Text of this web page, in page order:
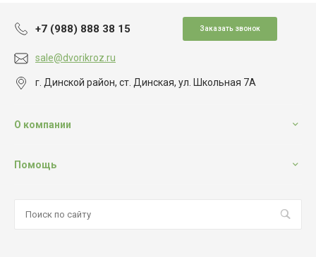
+7 (988) 888 38 15 Заказать звонок
sale@dvorikroz.ru
г. Динской район, ст. Динская, ул. Школьная 7А
О компании
Помощь